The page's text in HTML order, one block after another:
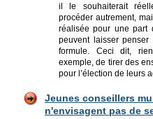
il le souhaiterait
procéder autrement,
réalisée pour une part
peuvent laisser penser
formule. Ceci dit,
exemple, de tirer des
pour l’élection de leurs
Jeunes conseillers
n'envisagent pas de